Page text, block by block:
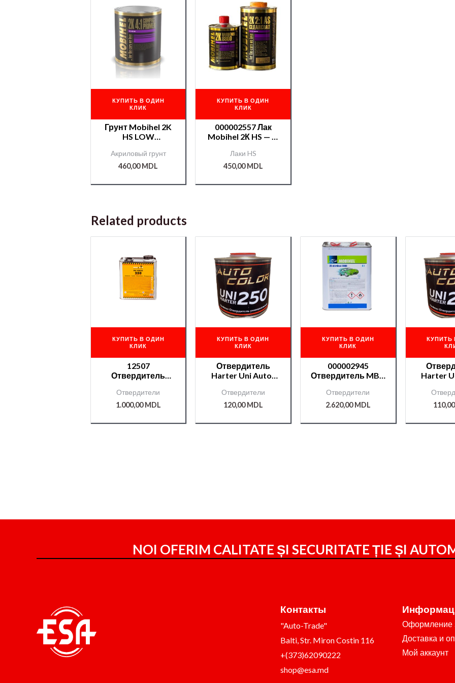
КУПИТЬ В ОДИН
КЛИК
Грунт Mobihel 2K
HS LOW
(000002287)отв.70
0 0,25л.
Акриловый грунт
460,00MDL
КУПИТЬ В ОДИН
КЛИК
000002557 Лак
Mobihel 2К HS — 1l
Лаки HS
450,00MDL
Related products
КУПИТЬ В ОДИН
КЛИК
12507
Отвердитель
2,5л.
Отвердители
1.000,00MDL
КУПИТЬ В ОДИН
КЛИК
Отвердитель
Harter Uni Auto-
Отвердители
120,00MDL
КУПИТЬ В ОДИН
КЛИК
000002945
Отвердитель MBH
Отвердители
2.620,00MDL
КУПИТЬ
Harter
NOI OFERIM CALITATE ȘI SECURITATE ȚIE ȘI
Контакты
"Auto-Trade"
Balti, Str. Miron Costin 116
+(373)62090222
shop@esa.md
Оформление
Доставка и
Мой аккаунт